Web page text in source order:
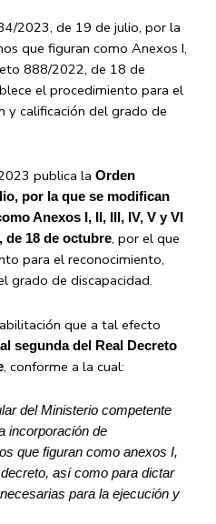
2023, de 19 de julio, por la
que figuran como Anexos I,
888/2022, de 18 de
el procedimiento para el
y calificación del grado de
publica la Orden
por la que se modifican
Anexos I, II, III, IV, V y VI
de 18 de octubre, por el que
para el reconocimiento,
grado de discapacidad.
que a tal efecto
segunda del Real Decreto
, conforme a la cual:
del Ministerio competente
incorporación de
que figuran como anexos I,
así como para dictar
para la ejecución y